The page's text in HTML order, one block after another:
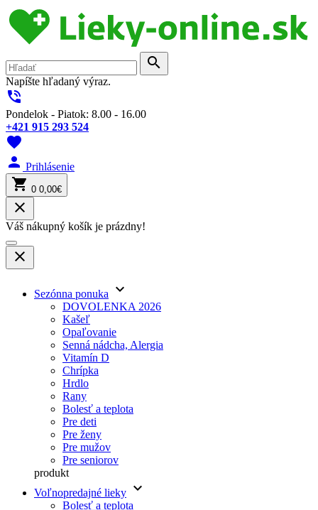
search
Napíšte hľadaný výraz.
phone_in_talk
Pondelok - Piatok: 8.00 - 16.00
+421 915 293 524
favorite
person Prihlásenie
shopping_cart 0 0,00€
close
Váš nákupný košík je prázdny!
close
Sezónna ponuka keyboard_arrow_down
DOVOLENKA 2026
Kašeľ
Opaľovanie
Senná nádcha, Alergia
Vitamín D
Chrípka
Hrdlo
Rany
Bolesť a teplota
Pre deti
Pre ženy
Pre mužov
Pre seniorov
produkt
Voľnopredajné lieky keyboard_arrow_down
Bolesť a teplota